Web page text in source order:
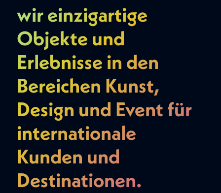
wir einzigartige
Objekte und
Erlebnisse in den
Bereichen Kunst,
Design und Event für
internationale
Kunden und
Destinationen.